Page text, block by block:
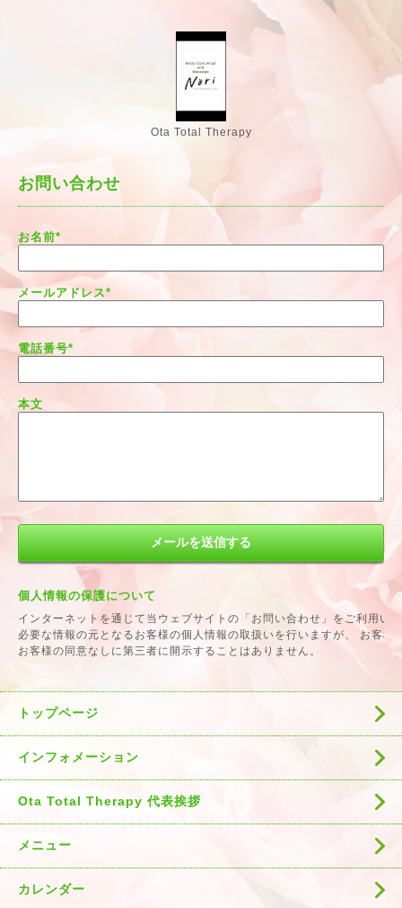
Ota Total Therapy
お問い合わせ
お名前*
メールアドレス*
電話番号*
本文
個人情報の保護について
インターネットを通じて当ウェブサイトの「お問い合わせ」をご利用い
必要な情報の元となるお客様の個人情報の取扱いを行いますが、 お客様
お客様の同意なしに第三者に開示することはありません。
トップページ
インフォメーション
Ota Total Therapy 代表挨拶
メニュー
カレンダー